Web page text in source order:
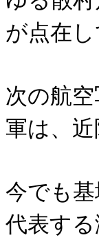
が点在
次の航
軍は、
今でも
代表す